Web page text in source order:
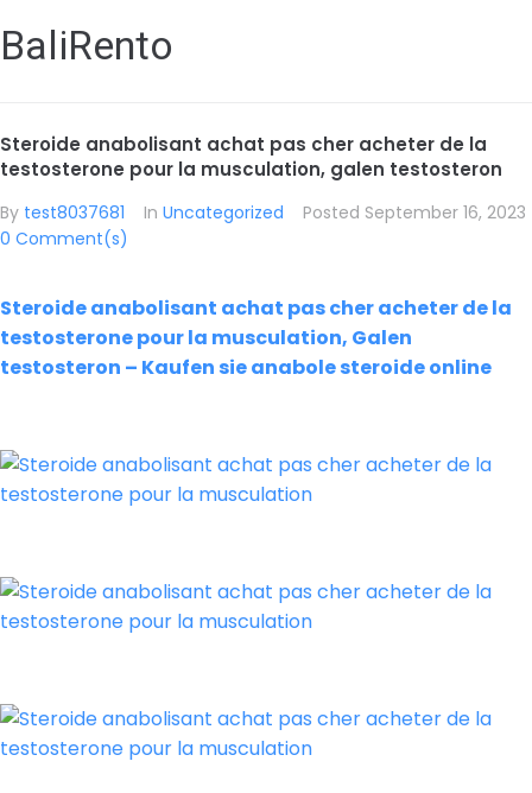
BaliRento
Steroide anabolisant achat pas cher acheter de la
testosterone pour la musculation, galen testosteron
By test8037681 In Uncategorized Posted September 16, 2023
0 Comment(s)
Steroide anabolisant achat pas cher acheter de la
testosterone pour la musculation, Galen
testosteron – Kaufen sie anabole steroide online